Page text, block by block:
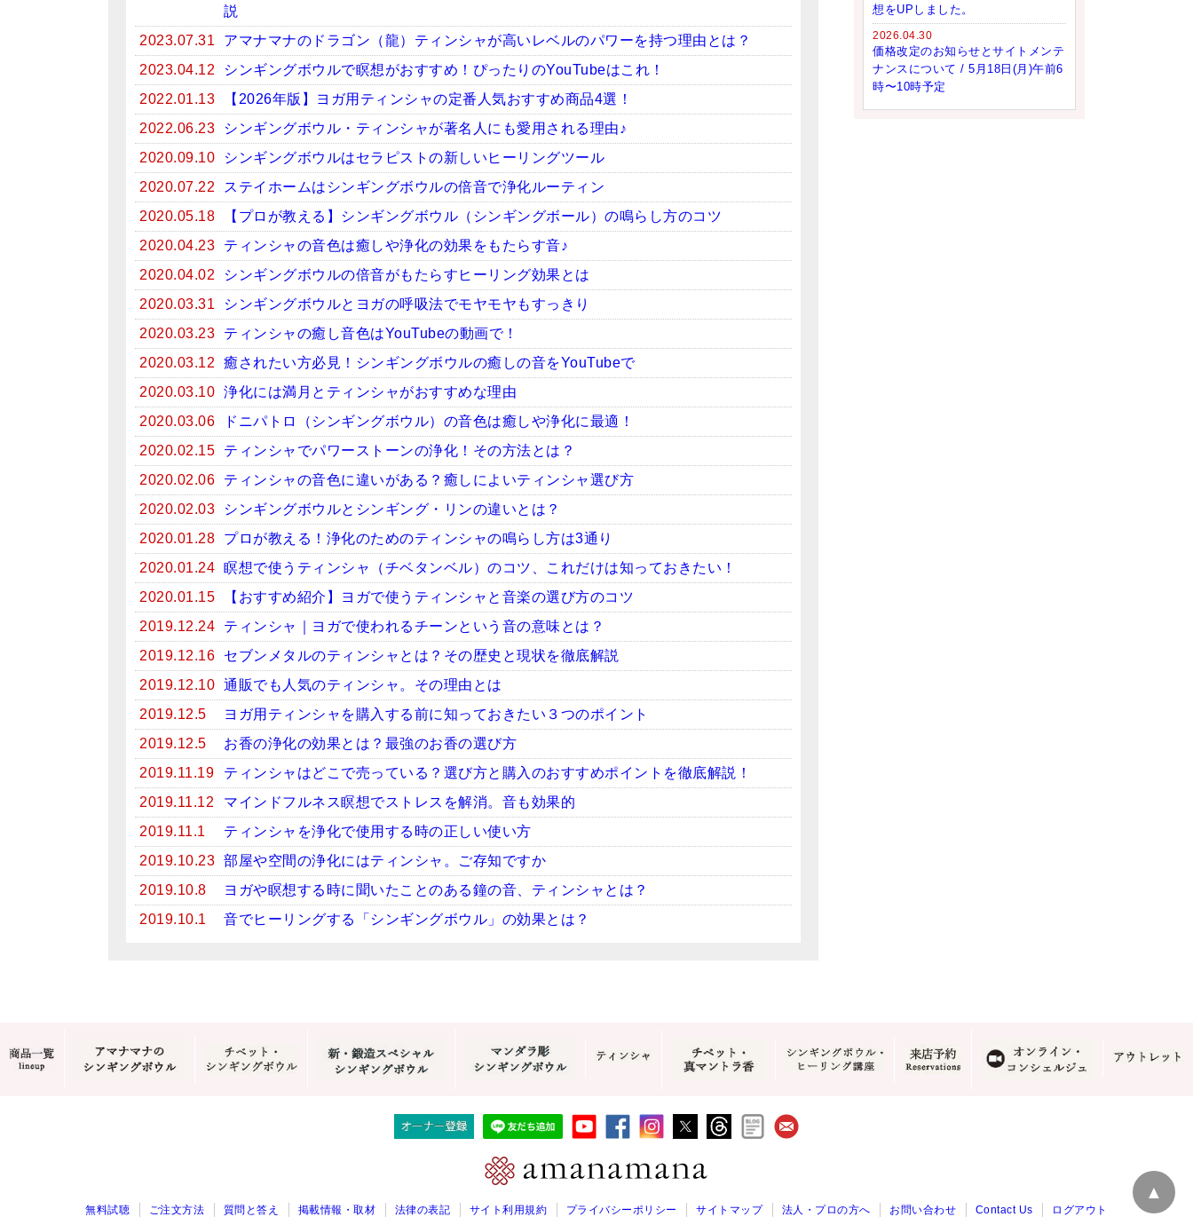
説
2023.07.31
アマナマナのドラゴン（龍）ティンシャが高いレベルのパワーを持つ理由とは？
2023.04.12
シンギングボウルで瞑想がおすすめ！ぴったりのYouTubeはこれ！
2022.01.13
【2026年版】ヨガ用ティンシャの定番人気おすすめ商品4選！
2022.06.23
シンギングボウル・ティンシャが著名人にも愛用される理由♪
2020.09.10
シンギングボウルはセラピストの新しいヒーリングツール
2020.07.22
ステイホームはシンギングボウルの倍音で浄化ルーティン
2020.05.18
【プロが教える】シンギングボウル（シンギングボール）の鳴らし方のコツ
2020.04.23
ティンシャの音色は癒しや浄化の効果をもたらす音♪
2020.04.02
シンギングボウルの倍音がもたらすヒーリング効果とは
2020.03.31
シンギングボウルとヨガの呼吸法でモヤモヤもすっきり
2020.03.23
ティンシャの癒し音色はYouTubeの動画で！
2020.03.12
癒されたい方必見！シンギングボウルの癒しの音をYouTubeで
2020.03.10 浄化には満月とティンシャがおすすめな理由
2020.03.06
ドニパトロ（シンギングボウル）の音色は癒しや浄化に最適！
2020.02.15
ティンシャでパワーストーンの浄化！その方法とは？
2020.02.06
ティンシャの音色に違いがある？癒しによいティンシャ選び方
2020.02.03
シンギングボウルとシンギング・リンの違いとは？
2020.01.28
プロが教える！浄化のためのティンシャの鳴らし方は3通り
2020.01.24 瞑想で使うティンシャ（チベタンベル）のコツ、これだけは知っておきたい！
2020.01.15
【おすすめ紹介】ヨガで使うティンシャと音楽の選び方のコツ
2019.12.24
ティンシャ｜ヨガで使われるチーンという音の意味とは？
2019.12.16
セブンメタルのティンシャとは？その歴史と現状を徹底解説
2019.12.10 通販でも人気のティンシャ。その理由とは
2019.12.5
ヨガ用ティンシャを購入する前に知っておきたい３つのポイント
2019.12.5
お香の浄化の効果とは？最強のお香の選び方
2019.11.19
ティンシャはどこで売っている？選び方と購入のおすすめポイントを徹底解説！
2019.11.12
マインドフルネス瞑想でストレスを解消。音も効果的
2019.11.1
ティンシャを浄化で使用する時の正しい使い方
2019.10.23 部屋や空間の浄化にはティンシャ。ご存知ですか
2019.10.8
ヨガや瞑想する時に聞いたことのある鐘の音、ティンシャとは？
2019.10.1
音でヒーリングする「シンギングボウル」の効果とは？
想をUPしました。
2026.04.30
価格改定のお知らせとサイトメンテ
ナンスについて / 5月18日(月)午前6
時〜10時予定
無料試聴 ご注文方法 質問と答え 掲載情報・取材 法律の表記 サイト利用規約 プライバシーポリシー サイトマップ 法人・プロの方へ お問い合わせ Contact Us ログアウト
▲